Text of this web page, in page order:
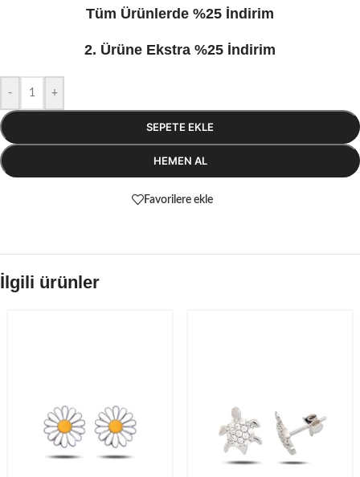
Tüm Ürünlerde %25 İndirim
2. Ürüne Ekstra %25 İndirim
- +
SEPETE EKLE
HEMEN AL
Favorilere ekle
İlgili ürünler